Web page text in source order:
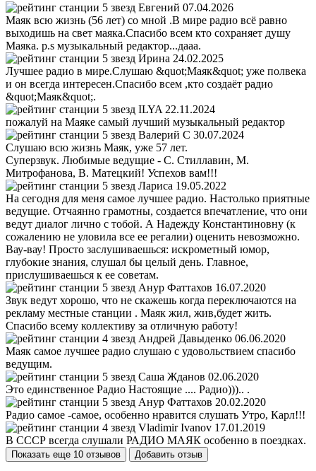
Евгений 07.04.2026
Маяк всю жизнь (56 лет) со мной .В мире радио всё равно
выходишь на свет маяка.Спасибо всем кто сохраняет душу
Маяка. p.s музыкальный редактор...дааа.
Ирина 24.02.2025
Лучшее радио в мире.Слушаю &quot;Маяк&quot; уже полвека
и он всегда интересен.Спасибо всем ,кто создаёт радио
&quot;Маяк&quot;.
ILYA 22.11.2024
пожалуй на Маяке самый лучший музыкальный редактор
Валерий С 30.07.2024
Слушаю всю жизнь Маяк, уже 57 лет.
Суперзвук. Любимые ведущие - С. Стиллавин, М.
Митрофанова, В. Матецкий! Успехов вам!!!
Лариса 19.05.2022
На сегодня для меня самое лучшее радио. Настолько приятные
ведущие. Отчаянно грамотны, создается впечатление, что они
ведут диалог лично с тобой. А Надежду Константиновну (к
сожалению не уловила все ее регалии) оценить невозможно.
Вау-вау! Просто заслушиваешься: искрометный юмор,
глубокие знания, слушал бы целый день. Главное,
прислушиваешься к ее советам.
Анур Фаттахов 16.07.2020
Звук ведут хорошо, что не скажешь когда переключаются на
рекламу местные станции . Маяк жил, жив,будет жить.
Спасибо всему коллективу за отличную работу!
Андрей Давыденко 06.06.2020
Маяк самое лучшее радио слушаю с удовольствием спасибо
ведущим.
Саша Жданов 02.06.2020
Это единственное Радио Настоящие .... Радио))).. .
Анур Фаттахов 20.02.2020
Радио самое -самое, особенно нравится слушать Утро, Карл!!!
Vladimir Ivanov 17.01.2019
В СССР всегда слушали РАДИО МАЯК особенно в поездках.
Показать еще 10 отзывов Добавить отзыв